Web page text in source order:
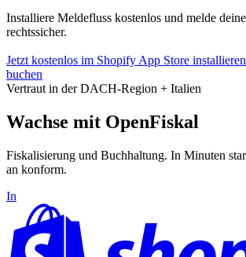
Installiere Meldefluss kostenlos und melde
rechtssicher.
Jetzt kostenlos im Shopify App Store installieren
buchen
Vertraut in der DACH-Region + Italien
Wachse mit OpenFiskal
Fiskalisierung und Buchhaltung. In Minuten
an konform.
In